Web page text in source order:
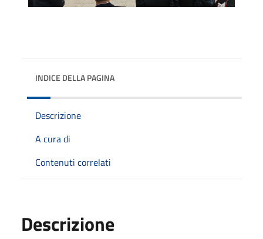
INDICE DELLA PAGINA
Descrizione
A cura di
Contenuti correlati
Descrizione